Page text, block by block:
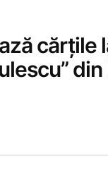
cărțile